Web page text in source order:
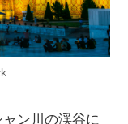
ン川の渓谷に